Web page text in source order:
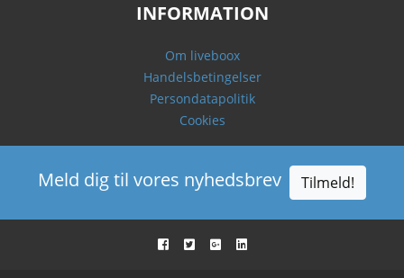
INFORMATION
Om liveboox
Handelsbetingelser
Persondatapolitik
Cookies
Meld dig til vores nyhedsbrev Tilmeld!